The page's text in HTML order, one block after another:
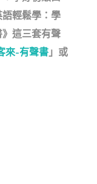
輕鬆學：學
這三套有聲
來-有聲書 」或